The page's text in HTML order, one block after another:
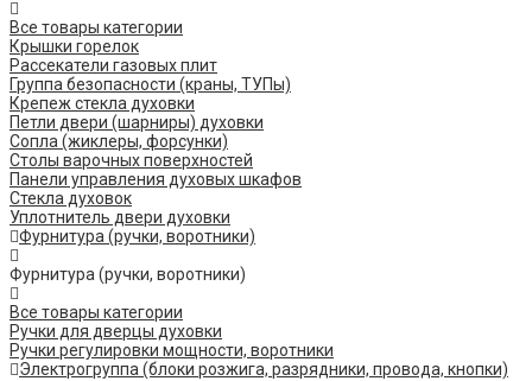
Все товары категории
Крышки горелок
Рассекатели газовых плит
Группа безопасности (краны, ТУПы)
Крепеж стекла духовки
Петли двери (шарниры) духовки
Сопла (жиклеры, форсунки)
Столы варочных поверхностей
Панели управления духовых шкафов
Стекла духовок
Уплотнитель двери духовки
Фурнитура (ручки, воротники)
Фурнитура (ручки, воротники)
Все товары категории
Ручки для дверцы духовки
Ручки регулировки мощности, воротники
Электрогруппа (блоки розжига, разрядники, провода, кнопки)